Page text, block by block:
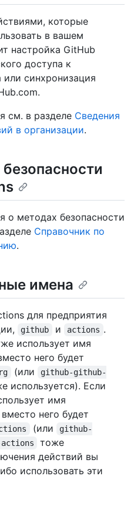
которые
в вашем
настройка GitHub
доступа к
синхронизация
см. в разделе Сведения
в организации.
о методах безопасности
Справочник по
.
имена
для предприятия
github и actions .
использует имя
него будет
(или
github-github-
используется). Если
имя
него будет
(или
github-
тоже
действий вы
использовать эти